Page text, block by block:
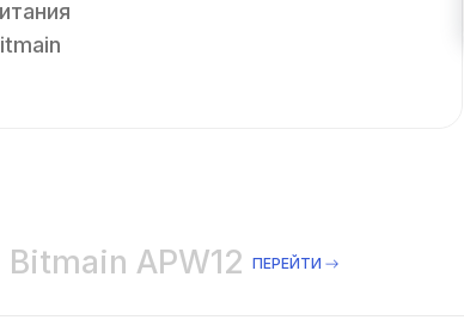
Bitmain APW12 ПЕРЕЙТИ